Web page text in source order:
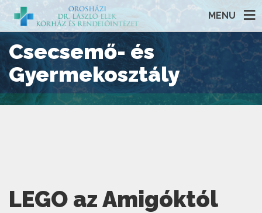
MENU
Csecsemő- és
Gyermekosztály
LEGO az Amigóktól